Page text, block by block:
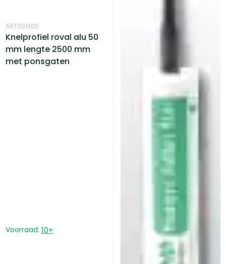
ART001300
Knelprofiel roval alu 50
mm lengte 2500 mm
met ponsgaten
Voorraad: 10+